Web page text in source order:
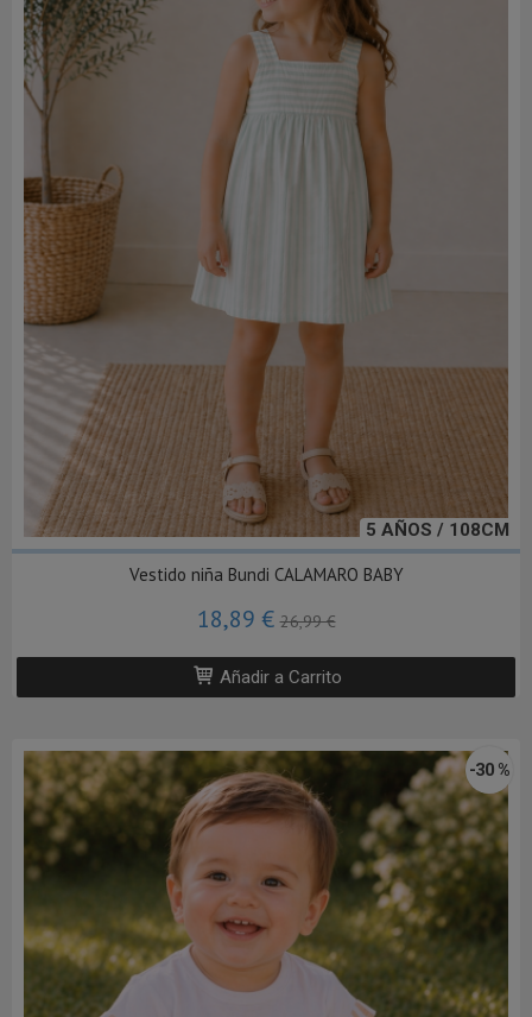
5 AÑOS / 108CM
Vestido niña Bundi CALAMARO BABY
18,89 €26,99 €
Añadir a Carrito
-30 %